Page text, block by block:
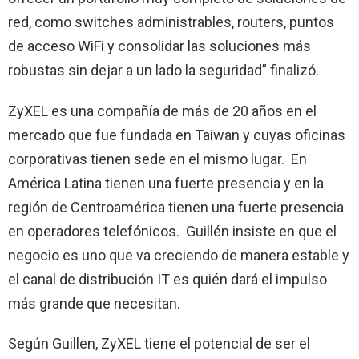
red, como switches administrables, routers, puntos
de acceso WiFi y consolidar las soluciones más
robustas sin dejar a un lado la seguridad” finalizó.
ZyXEL es una compañía de más de 20 años en el
mercado que fue fundada en Taiwan y cuyas oficinas
corporativas tienen sede en el mismo lugar. En
América Latina tienen una fuerte presencia y en la
región de Centroamérica tienen una fuerte presencia
en operadores telefónicos. Guillén insiste en que el
negocio es uno que va creciendo de manera estable y
el canal de distribución IT es quién dará el impulso
más grande que necesitan.
Según Guillen, ZyXEL tiene el potencial de ser el